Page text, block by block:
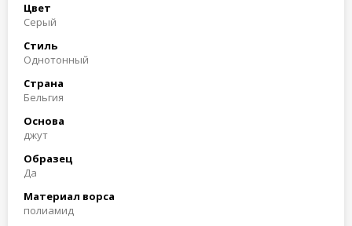
Цвет
Серый
Стиль
Однотонный
Страна
Бельгия
Основа
джут
Образец
Да
Материал ворса
полиамид